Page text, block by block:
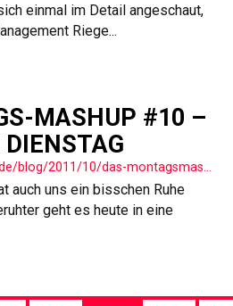
einmal im Detail angeschaut,
Riege...
MASHUP #10 –
https://wearesocial.com/de/blog/2011/10/das-montagsmashup/
auch uns ein bisschen Ruhe
geht es heute in eine